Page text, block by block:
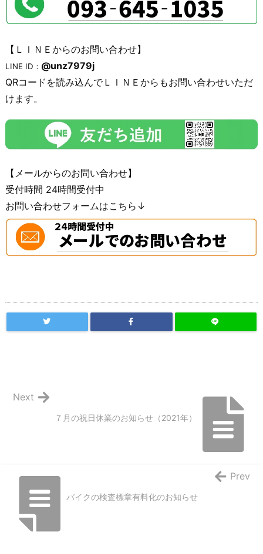
【ＬＩＮＥからのお問い合わせ】
LINE ID： @unz7979j
QRコードを読み込んでＬＩＮＥからもお問い合わせいただ
けます。
【メールからのお問い合わせ】
受付時間 24時間受付中
お問い合わせフォームはこちら↓
７月の祝日休業のお知らせ（2021年）
Next
バイクの検査標章有料化のお知らせ
Prev